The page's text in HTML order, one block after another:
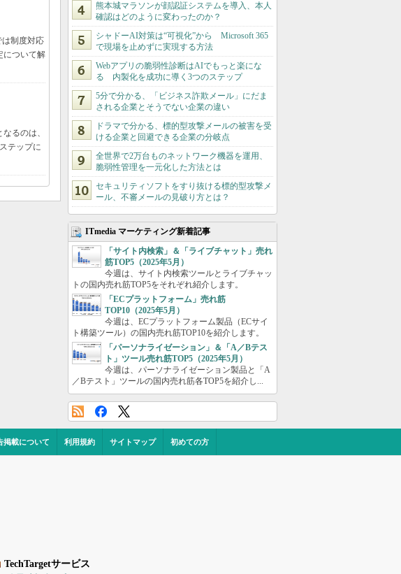
制度対応
について解
るのは、
テップに
熊本城マラソンが顔認証システムを導入、本人
確認はどのように変わったのか？
シャドーAI対策は“可視化”から Microsoft 365
で現場を止めずに実現する方法
Webアプリの脆弱性診断はAIでもっと楽にな
る 内製化を成功に導く3つのステップ
5分で分かる、「ビジネス詐欺メール」にだま
される企業とそうでない企業の違い
ドラマで分かる、標的型攻撃メールの被害を受
ける企業と回避できる企業の分岐点
全世界で2万台ものネットワーク機器を運用、
脆弱性管理を一元化した方法とは
セキュリティソフトをすり抜ける標的型攻撃メ
ール、不審メールの見破り方とは？
ITmedia マーケティング新着記事
「サイト内検索」＆「ライブチャット」売れ
筋TOP5（2025年5月）
今週は、サイト内検索ツールとライブチャッ
トの国内売れ筋TOP5をそれぞれ紹介します。
「ECプラットフォーム」売れ筋
TOP10（2025年5月）
今週は、ECプラットフォーム製品（ECサイ
ト構築ツール）の国内売れ筋TOP10を紹介します。
「パーソナライゼーション」＆「A／Bテス
ト」ツール売れ筋TOP5（2025年5月）
今週は、パーソナライゼーション製品と「A
／Bテスト」ツールの国内売れ筋各TOP5を紹介し...
掲載について 利用規約 サイトマップ 初めての方
TechTargetサービス